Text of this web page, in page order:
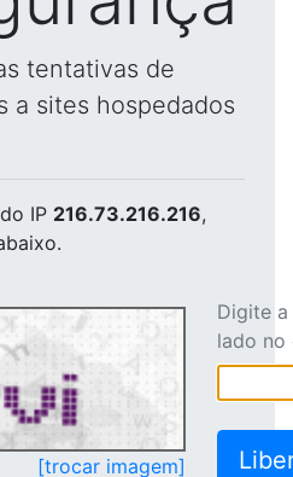
tentativas de
a sites hospedados
do IP 216.73.216.216,
[trocar imagem]
Digite
lado no